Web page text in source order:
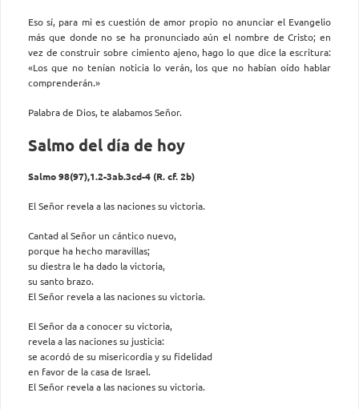
Eso sí, para mi es cuestión de amor propio no anunciar el Evangelio
más que donde no se ha pronunciado aún el nombre de Cristo; en
vez de construir sobre cimiento ajeno, hago lo que dice la escritura:
«Los que no tenían noticia lo verán, los que no habían oído hablar
comprenderán.»
Palabra de Dios, te alabamos Señor.
Salmo del día de hoy
Salmo 98(97),1.2-3ab.3cd-4 (R. cf. 2b)
El Señor revela a las naciones su victoria.
Cantad al Señor un cántico nuevo,
porque ha hecho maravillas;
su diestra le ha dado la victoria,
su santo brazo.
El Señor revela a las naciones su victoria.
El Señor da a conocer su victoria,
revela a las naciones su justicia:
se acordó de su misericordia y su fidelidad
en favor de la casa de Israel.
El Señor revela a las naciones su victoria.